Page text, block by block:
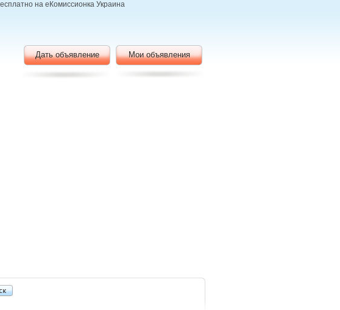
на еКомиссионка Украина
Дать объявление Мои объявления